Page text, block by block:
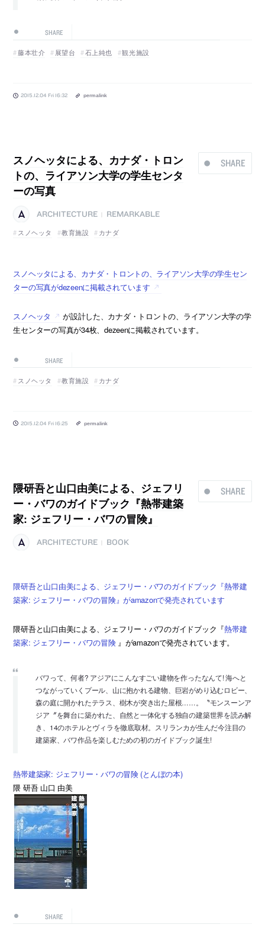
SHARE
藤本壮介 展望台 石上純也 観光施設
2015.12.04 Fri 16:32 permalink
SHARE
スノヘッタによる、カナダ・トロン
トの、ライアソン大学の学生センタ
ーの写真
ARCHITECTURE
REMARKABLE
スノヘッタ
教育施設 カナダ
スノヘッタによる、カナダ・トロントの、ライアソン大学の学生セン
ターの写真がdezeenに掲載されています
スノヘッタ
が設計した、カナダ・トロントの、ライアソン大学の学
生センターの写真が34枚、dezeenに掲載されています。
SHARE
スノヘッタ 教育施設 カナダ
2015.12.04 Fri 16:25 permalink
SHARE
隈研吾と山口由美による、ジェフリ
ー・バワのガイドブック『熱帯建築
家: ジェフリー・バワの冒険』
ARCHITECTURE BOOK
隈研吾と山口由美による、ジェフリー・バワのガイドブック『熱帯建
築家: ジェフリー・バワの冒険』がamazonで発売されています
隈研吾と山口由美による、ジェフリー・バワのガイドブック『熱帯建
築家: ジェフリー・バワの冒険 』がamazonで発売されています。
バワって、何者? アジアにこんなすごい建物を作ったなんて! 海へと
つながっていくプール、山に抱かれる建物、巨岩がめり込むロビー、
森の庭に開かれたテラス、樹木が突き出た屋根……。〝モンスーンア
ジア〞を舞台に築かれた、自然と一体化する独自の建築世界を読み解
き、14のホテルとヴィラを徹底取材。スリランカが生んだ今注目の
建築家、バワ作品を楽しむための初のガイドブック誕生!
熱帯建築家: ジェフリー・バワの冒険 (とんぼの本)
隈 研吾 山口 由美
SHARE